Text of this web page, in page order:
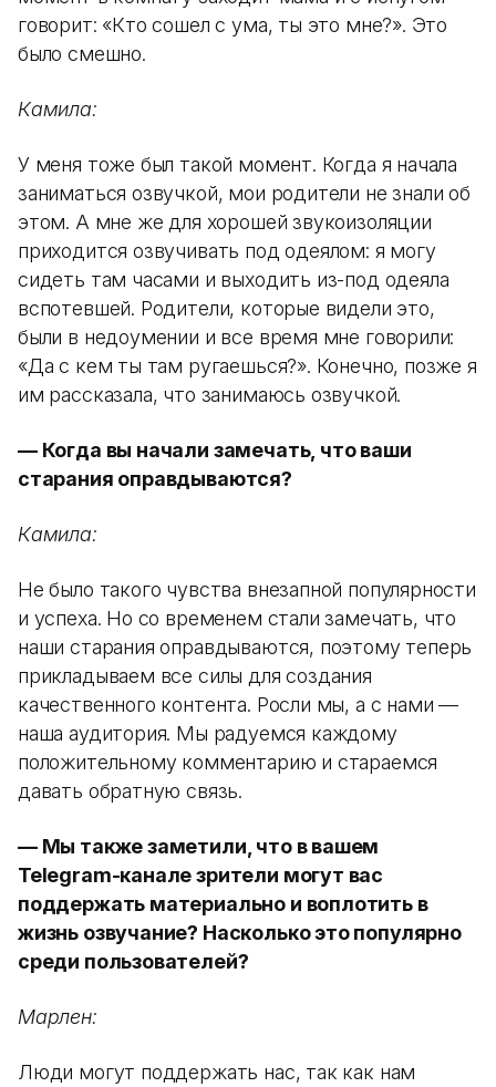
говорит: «Кто сошел с ума, ты это мне?». Это
было смешно.
Камила:
У меня тоже был такой момент. Когда я начала
заниматься озвучкой, мои родители не знали об
этом. А мне же для хорошей звукоизоляции
приходится озвучивать под одеялом: я могу
сидеть там часами и выходить из-под одеяла
вспотевшей. Родители, которые видели это,
были в недоумении и все время мне говорили:
«Да с кем ты там ругаешься?». Конечно, позже я
им рассказала, что занимаюсь озвучкой.
— Когда вы начали замечать, что ваши
старания оправдываются?
Камила:
Не было такого чувства внезапной популярности
и успеха. Но со временем стали замечать, что
наши старания оправдываются, поэтому теперь
прикладываем все силы для создания
качественного контента. Росли мы, а с нами —
наша аудитория. Мы радуемся каждому
положительному комментарию и стараемся
давать обратную связь.
— Мы также заметили, что в вашем
Telegram-канале зрители могут вас
поддержать материально и воплотить в
жизнь озвучание? Насколько это популярно
среди пользователей?
Марлен:
Люди могут поддержать нас, так как нам